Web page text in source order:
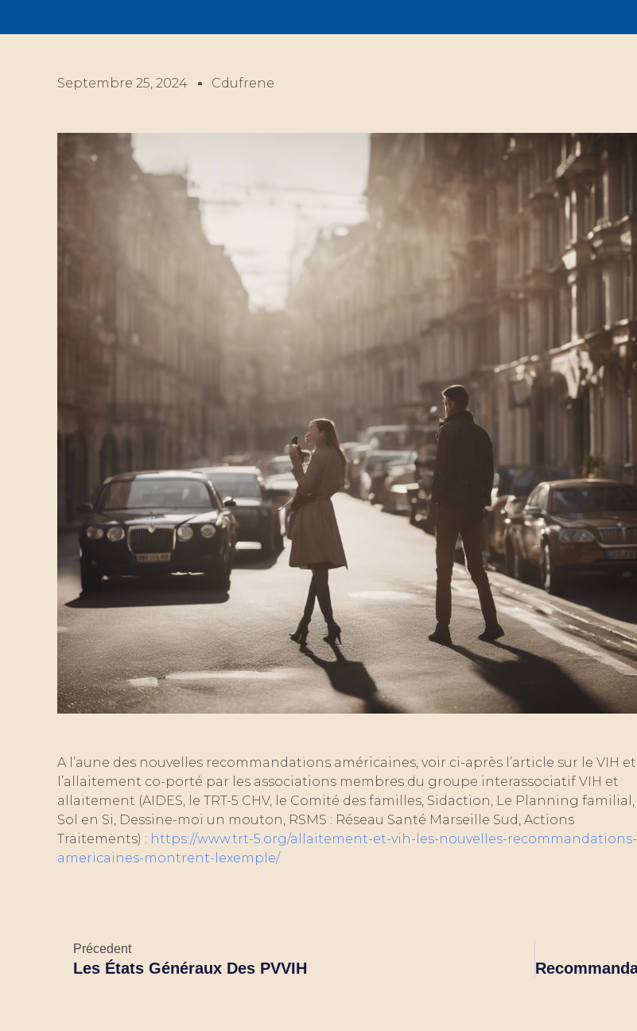
Septembre 25, 2024 Cdufrene
A l’aune des nouvelles recommandations américaines, voir ci-après l’article sur le VIH et
l’allaitement co-porté par les associations membres du groupe interassociatif VIH et
allaitement (AIDES, le TRT-5 CHV, le Comité des familles, Sidaction, Le Planning familial,
Sol en Si, Dessine-moi un mouton, RSMS : Réseau Santé Marseille Sud, Actions
Traitements) : https://www.trt-5.org/allaitement-et-vih-les-nouvelles-recommandations-
americaines-montrent-lexemple/
Précedent
Les États Généraux Des PVVIH